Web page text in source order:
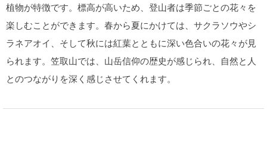
植物が特徴です。標高が高いため、登山者は季節ごとの花々を
楽しむことができます。春から夏にかけては、サクラソウやシ
ラネアオイ、そして秋には紅葉とともに深い色合いの花々が見
られます。笠取山では、山岳信仰の歴史が感じられ、自然と人
とのつながりを深く感じさせてくれます。